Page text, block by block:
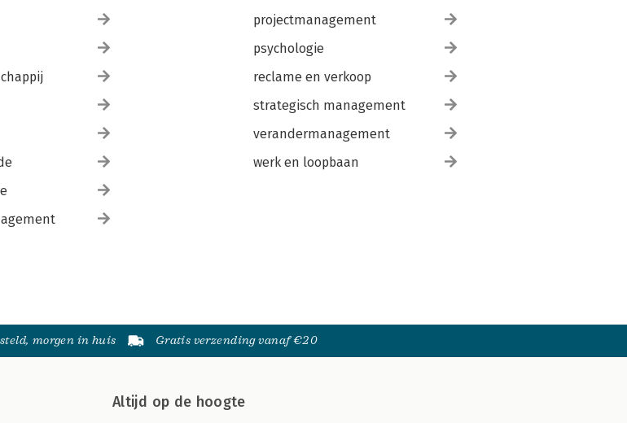
projectmanagement
psychologie
reclame en verkoop
strategisch management
verandermanagement
werk en loopbaan
morgen in huis Gratis verzending vanaf €20
Altijd op de hoogte